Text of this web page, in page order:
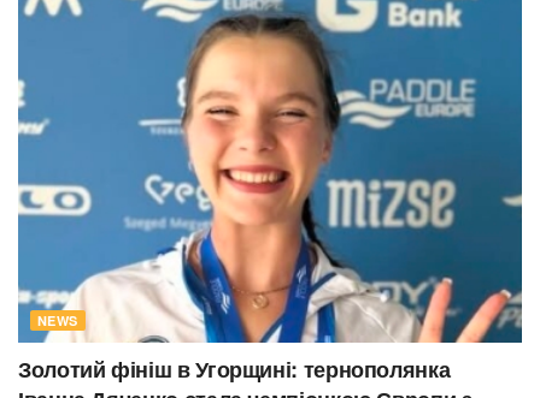
NEWS
Золотий фініш в Угорщині: тернополянка